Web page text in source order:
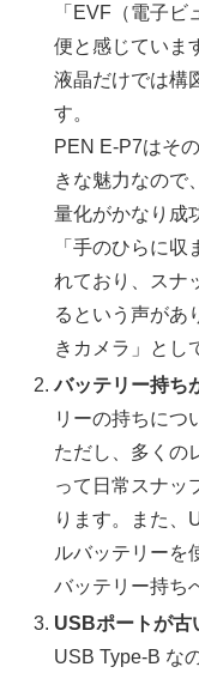
「EVF（電子
便と感じていま
液晶だけでは構
す。
PEN E-P7はそ
きな魅力なので
量化がかなり成
「手のひらに
れており、スナ
るという声があ
きカメラ」とし
バッテリー持ち
リーの持ちにつ
ただし、多くの
って日常スナッ
ります。また、
ルバッテリーを
バッテリー持ち
USBポートが古
USB Type-B な